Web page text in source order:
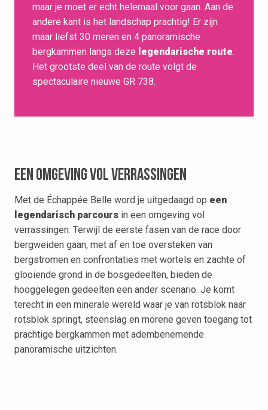
maar je moet er echt helemaal voor gaan. Aan de
andere kant is het landschap prachtig! Er zijn
maar liefst 30 meren en 4 panoramische
bergkammen langs deze legendarische route.
Het grootste deel van de route volgt de
spectaculaire nieuwe GR 738.
Een omgeving vol verrassingen
Met de Échappée Belle word je uitgedaagd op een
legendarisch parcours in een omgeving vol
verrassingen. Terwijl de eerste fasen van de race door
bergweiden gaan, met af en toe oversteken van
bergstromen en confrontaties met wortels en zachte of
glooiende grond in de bosgedeelten, bieden de
hooggelegen gedeelten een ander scenario. Je komt
terecht in een minerale wereld waar je van rotsblok naar
rotsblok springt, steenslag en morene geven toegang tot
prachtige bergkammen met adembenemende
panoramische uitzichten.